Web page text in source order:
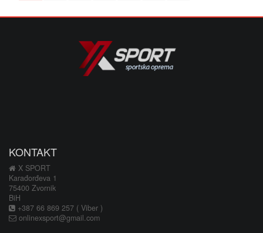
KONTAKT
X SPORT
Karađorđeva 1
75400 Zvornik
BiH
+387 66 869 257 ( Viber )
onlinexsport@gmail.com